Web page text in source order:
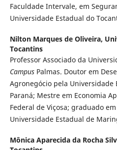
Faculdade Intervale, em
Universidade Estadual do
Nilton Marques de Oliveira,
Tocantins
Professor Associado da
CampusPalmas. Doutor em
Agronegócio pela Universidade
Paraná; Mestre em Economia
Federal de Viçosa; graduado
Universidade Estadual de
Mônica Aparecida da Rocha